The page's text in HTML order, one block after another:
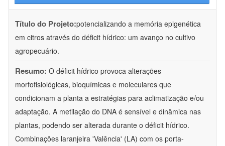
Título do Projeto:potencializando a memória epigenética
em citros através do déficit hídrico: um avanço no cultivo
agropecuário.
Resumo: O déficit hídrico provoca alterações
morfofisiológicas, bioquímicas e moleculares que
condicionam a planta a estratégias para aclimatização e/ou
adaptação. A metilação do DNA é sensível e dinâmica nas
plantas, podendo ser alterada durante o déficit hídrico.
Combinações laranjeira 'Valência' (LA) com os porta-